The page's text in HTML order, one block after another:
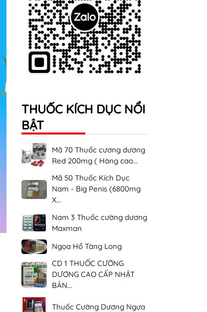
THUỐC KÍCH DỤC NỔI
BẬT
Mã 70 Thuốc cương dương
Red 200mg ( Hàng cao...
Mã 50 Thuốc Kích Dục
Nam - Big Penis (6800mg
X...
Nam 3 Thuốc cường dương
Maxman
Ngọa Hổ Tàng Long
CD 1 THUỐC CƯỜNG
DƯƠNG CAO CẤP NHẬT
BẢN...
Thuốc Cường Dương Ngựa